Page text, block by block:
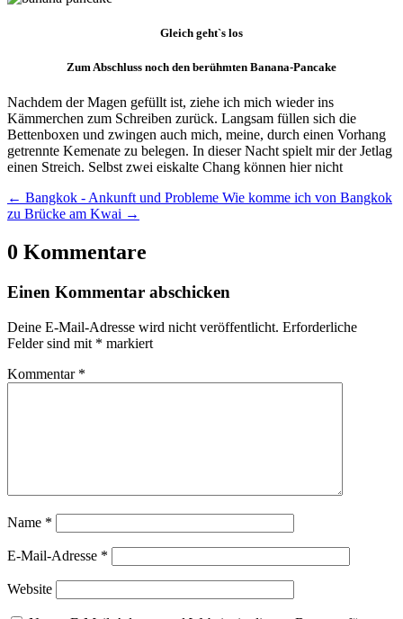
Gleich geht`s los
Zum Abschluss noch den berühmten Banana-Pancake
Nachdem der Magen gefüllt ist, ziehe ich mich wieder ins
Kämmerchen zum Schreiben zurück. Langsam füllen sich die
Bettenboxen und zwingen auch mich, meine, durch einen Vorhang
getrennte Kemenate zu belegen. In dieser Nacht spielt mir der Jetlag
einen Streich. Selbst zwei eiskalte Chang können hier nicht
← Bangkok - Ankunft und Probleme Wie komme ich von Bangkok
zu Brücke am Kwai →
0 Kommentare
Einen Kommentar abschicken
Deine E-Mail-Adresse wird nicht veröffentlicht. Erforderliche
Felder sind mit * markiert
Kommentar *
Name *
E-Mail-Adresse *
Website